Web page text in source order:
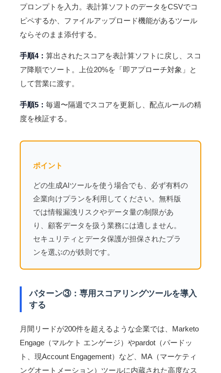
プロンプトを入力。表計算ソフトのデータをCSVでコ
ピペするか、ファイルアップロード機能があるツール
ならそのまま添付する。
手順4： 算出されたスコアを表計算ソフトに戻し、スコ
ア降順でソート。上位20%を「即アプローチ対象」と
して営業に渡す。
手順5： 毎週〜隔週でスコアを更新し、配点ルールの精
度を検証する。
ポイント
どの生成AIツールを使う場合でも、必ず有料の
企業向けプランを利用してください。無料版
では情報漏洩リスクやデータ量の制限があ
り、顧客データを扱う業務には適しません。
セキュリティとデータ保護が担保されたプラ
ンを選ぶのが鉄則です。
パターン③：専用スコアリングツールを導入
する
月間リードが200件を超えるような企業では、Marketo
Engage（マルケト エンゲージ）やpardot（パードッ
ト、現Account Engagement）など、MA（マーケティ
ングオートメーション）ツールに内蔵された高度なス